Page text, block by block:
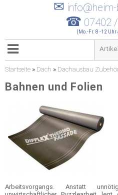
✉
☎ 07402
(Mo.-Fr. 8 -12 Uhr
Startseite » Dach » Dachausbau
Bahnen und Folien
Arbeitsvorgangs. Anstatt